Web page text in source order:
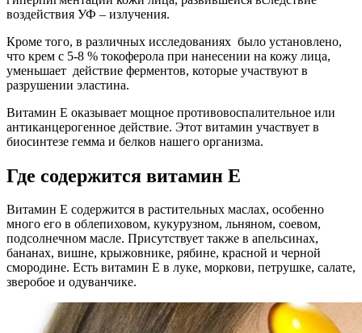
воздействия УФ – излучения.
Кроме того, в различных исследованиях было установлено,
что крем с 5-8 % токоферола при нанесении на кожу лица,
уменьшает действие ферментов, которые участвуют в
разрушении эластина.
Витамин Е оказывает мощное противовоспалительное или
антиканцерогенное действие. Этот витамин участвует в
биосинтезе гемма и белков нашего организма.
Где содержится витамин Е
Витамин Е содержится в растительных маслах, особенно
много его в облепиховом, кукурузном, льняном, соевом,
подсолнечном масле. Присутствует также в апельсинах,
бананах, вишне, крыжовнике, рябине, красной и черной
смородине. Есть витамин Е в луке, моркови, петрушке, салате,
зверобое и одуванчике.